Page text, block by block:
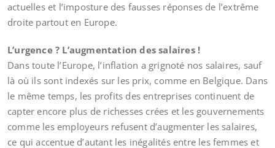
actuelles et l’imposture des fausses réponses de l’extrême
droite partout en Europe.
L’urgence ? L’augmentation des salaires !
Dans toute l’Europe, l’inflation a grignoté nos salaires, sauf
là où ils sont indexés sur les prix, comme en Belgique. Dans
le même temps, les profits des entreprises continuent de
capter encore plus de richesses crées et les gouvernements
comme les employeurs refusent d’augmenter les salaires,
ce qui accentue d’autant les inégalités entre les femmes et